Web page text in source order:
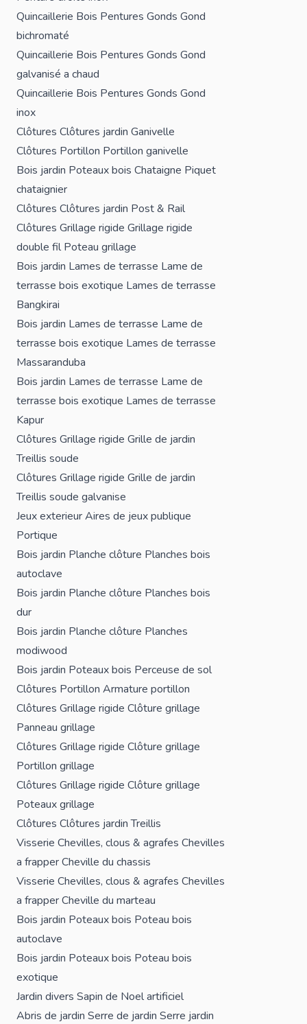
Quincaillerie Bois Pentures Gonds Gond
bichromaté
Quincaillerie Bois Pentures Gonds Gond
galvanisé a chaud
Quincaillerie Bois Pentures Gonds Gond
inox
Clôtures Clôtures jardin Ganivelle
Clôtures Portillon Portillon ganivelle
Bois jardin Poteaux bois Chataigne Piquet
chataignier
Clôtures Clôtures jardin Post & Rail
Clôtures Grillage rigide Grillage rigide
double fil Poteau grillage
Bois jardin Lames de terrasse Lame de
terrasse bois exotique Lames de terrasse
Bangkirai
Bois jardin Lames de terrasse Lame de
terrasse bois exotique Lames de terrasse
Massaranduba
Bois jardin Lames de terrasse Lame de
terrasse bois exotique Lames de terrasse
Kapur
Clôtures Grillage rigide Grille de jardin
Treillis soude
Clôtures Grillage rigide Grille de jardin
Treillis soude galvanise
Jeux exterieurAires de jeux publique
Portique
Bois jardin Planche clôture Planches bois
autoclave
Bois jardin Planche clôture Planches bois
dur
Bois jardin Planche clôture Planches
modiwood
Bois jardin Poteaux bois Perceuse de sol
Clôtures Portillon Armature portillon
Clôtures Grillage rigide Clôture grillage
Panneau grillage
Clôtures Grillage rigide Clôture grillage
Portillon grillage
Clôtures Grillage rigide Clôture grillage
Poteaux grillage
Clôtures Clôtures jardin Treillis
Visserie Chevilles, clous & agrafes Chevilles
a frapperCheville du chassis
Visserie Chevilles, clous & agrafes Chevilles
a frapperCheville du marteau
Bois jardin Poteaux bois Poteau bois
autoclave
Bois jardin Poteaux bois Poteau bois
exotique
Jardin divers Sapin de Noel artificiel
Abris de jardin Serre de jardin Serre jardin